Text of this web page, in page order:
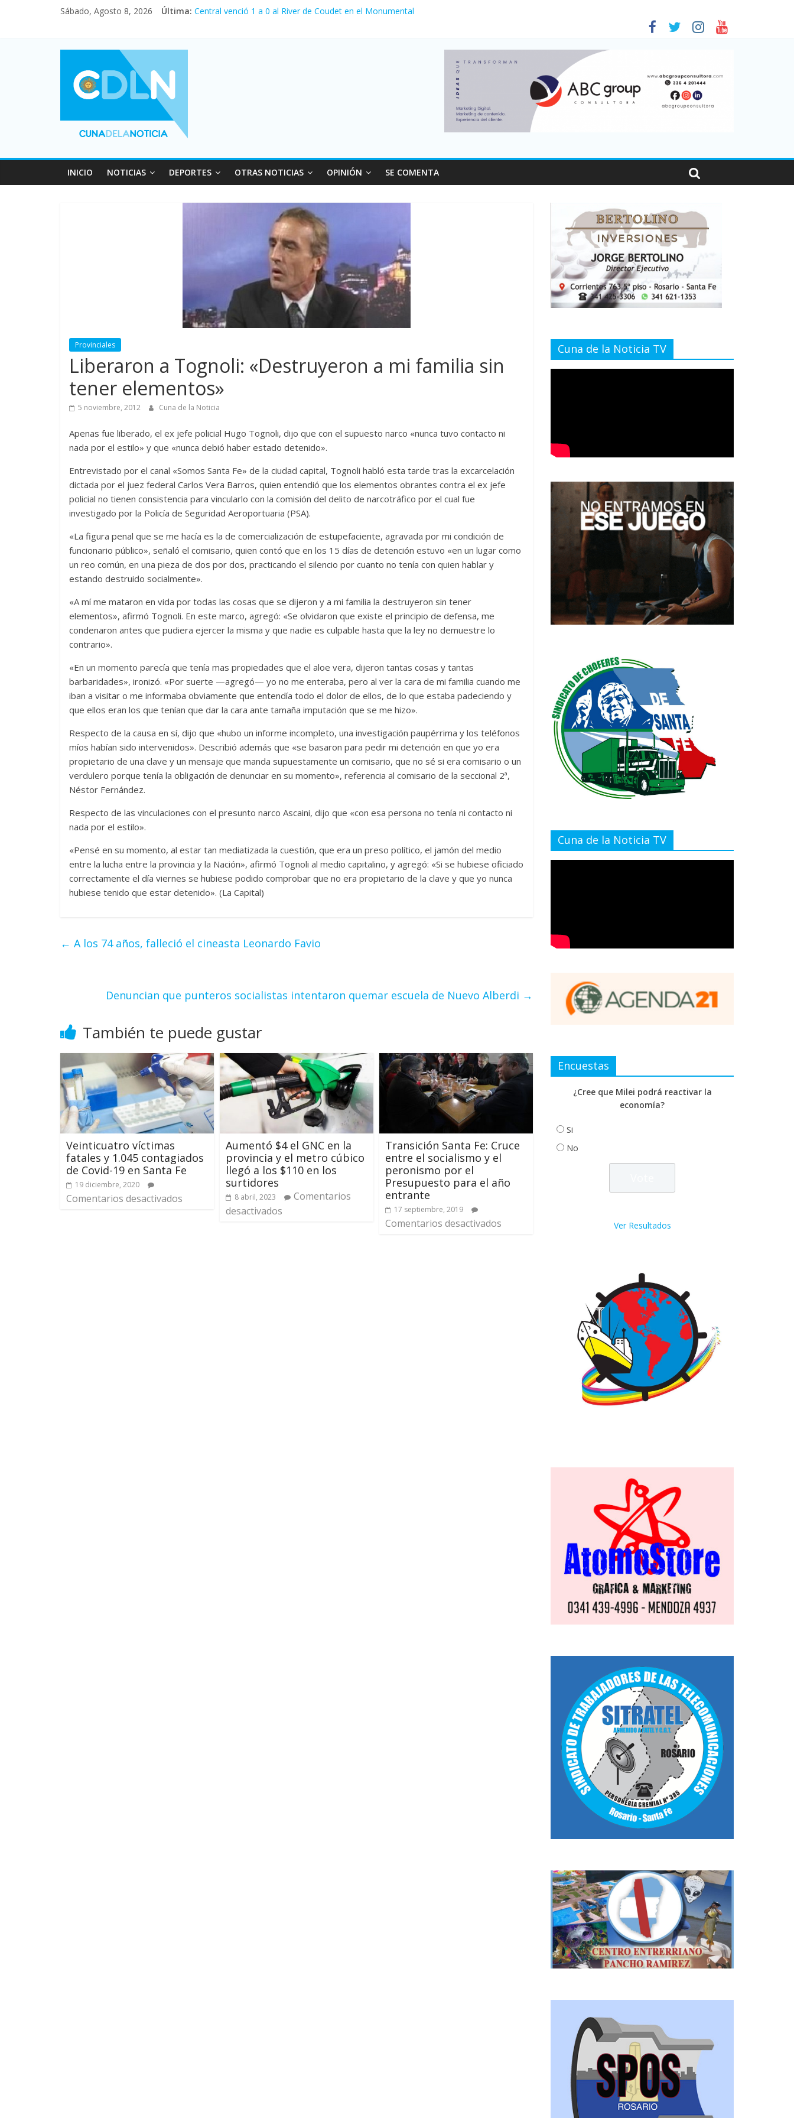
Sábado, Agosto 8, 2026 Última: Central venció 1 a 0 al River de Coudet en el Monumental
Vacaciones de invierno con más movimiento y consumo turístico: 4,6 millones de personas viajaron por el país, un 5,9% más que en 2025
Fuerte caída de la venta de autos usados en julio: bajó un 12,6% interanual
INICIO NOTICIAS DEPORTES OTRAS NOTICIAS OPINIÓN SE COMENTA
Provinciales
Liberaron a Tognoli: «Destruyeron a mi familia sin
tener elementos»
5 noviembre, 2012 Cuna de la Noticia
Apenas fue liberado, el ex jefe policial Hugo Tognoli, dijo que con el supuesto narco «nunca tuvo contacto ni
nada por el estilo» y que «nunca debió haber estado detenido».
Entrevistado por el canal «Somos Santa Fe» de la ciudad capital, Tognoli habló esta tarde tras la excarcelación
dictada por el juez federal Carlos Vera Barros, quien entendió que los elementos obrantes contra el ex jefe
policial no tienen consistencia para vincularlo con la comisión del delito de narcotráfico por el cual fue
investigado por la Policía de Seguridad Aeroportuaria (PSA).
«La figura penal que se me hacía es la de comercialización de estupefaciente, agravada por mi condición de
funcionario público», señaló el comisario, quien contó que en los 15 días de detención estuvo «en un lugar como
un reo común, en una pieza de dos por dos, practicando el silencio por cuanto no tenía con quien hablar y
estando destruido socialmente».
«A mí me mataron en vida por todas las cosas que se dijeron y a mi familia la destruyeron sin tener
elementos», afirmó Tognoli. En este marco, agregó: «Se olvidaron que existe el principio de defensa, me
condenaron antes que pudiera ejercer la misma y que nadie es culpable hasta que la ley no demuestre lo
contrario».
«En un momento parecía que tenía mas propiedades que el aloe vera, dijeron tantas cosas y tantas
barbaridades», ironizó. «Por suerte —agregó— yo no me enteraba, pero al ver la cara de mi familia cuando me
iban a visitar o me informaba obviamente que entendía todo el dolor de ellos, de lo que estaba padeciendo y
que ellos eran los que tenían que dar la cara ante tamaña imputación que se me hizo».
Respecto de la causa en sí, dijo que «hubo un informe incompleto, una investigación paupérrima y los teléfonos
míos habían sido intervenidos». Describió además que «se basaron para pedir mi detención en que yo era
propietario de una clave y un mensaje que manda supuestamente un comisario, que no sé si era comisario o un
verdulero porque tenía la obligación de denunciar en su momento», referencia al comisario de la seccional 2ª,
Néstor Fernández.
Respecto de las vinculaciones con el presunto narco Ascaini, dijo que «con esa persona no tenía ni contacto ni
nada por el estilo».
«Pensé en su momento, al estar tan mediatizada la cuestión, que era un preso político, el jamón del medio
entre la lucha entre la provincia y la Nación», afirmó Tognoli al medio capitalino, y agregó: «Si se hubiese oficiado
correctamente el día viernes se hubiese podido comprobar que no era propietario de la clave y que yo nunca
hubiese tenido que estar detenido». (La Capital)
← A los 74 años, falleció el cineasta Leonardo Favio
Denuncian que punteros socialistas intentaron quemar escuela de Nuevo Alberdi →
También te puede gustar
Veinticuatro víctimas
fatales y 1.045 contagiados
de Covid-19 en Santa Fe
19 diciembre, 2020
Comentarios desactivados
Aumentó $4 el GNC en la
provincia y el metro cúbico
llegó a los $110 en los
surtidores
8 abril, 2023
Comentarios
desactivados
Transición Santa Fe: Cruce
entre el socialismo y el
peronismo por el
Presupuesto para el año
entrante
17 septiembre, 2019
Comentarios desactivados
Cuna de la Noticia TV
Cuna de la Noticia TV
Encuestas
¿Cree que Milei podrá reactivar la
economía?
Si
No
Ver Resultados